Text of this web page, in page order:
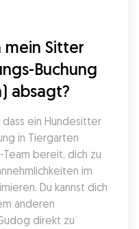
mein Sitter
Buchung
absagt?
ein Hundesitter
in Tiergarten
bereit, dich zu
im
Du kannst dich
anderen
direkt zu